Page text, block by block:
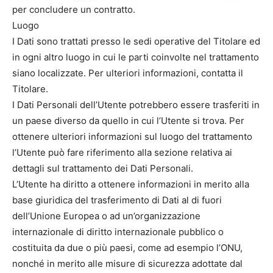
per concludere un contratto.
Luogo
I Dati sono trattati presso le sedi operative del Titolare ed
in ogni altro luogo in cui le parti coinvolte nel trattamento
siano localizzate. Per ulteriori informazioni, contatta il
Titolare.
I Dati Personali dell’Utente potrebbero essere trasferiti in
un paese diverso da quello in cui l’Utente si trova. Per
ottenere ulteriori informazioni sul luogo del trattamento
l’Utente può fare riferimento alla sezione relativa ai
dettagli sul trattamento dei Dati Personali.
L’Utente ha diritto a ottenere informazioni in merito alla
base giuridica del trasferimento di Dati al di fuori
dell’Unione Europea o ad un’organizzazione
internazionale di diritto internazionale pubblico o
costituita da due o più paesi, come ad esempio l’ONU,
nonché in merito alle misure di sicurezza adottate dal